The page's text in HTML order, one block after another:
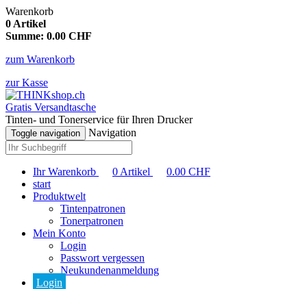
Warenkorb
0 Artikel
Summe: 0.00 CHF
zum Warenkorb
zur Kasse
Gratis Versandtasche
Tinten- und Tonerservice für Ihren Drucker
Toggle navigation Navigation
Ihr Warenkorb 0 Artikel 0.00 CHF
start
Produktwelt
Tintenpatronen
Tonerpatronen
Mein Konto
Login
Passwort vergessen
Neukundenanmeldung
Login